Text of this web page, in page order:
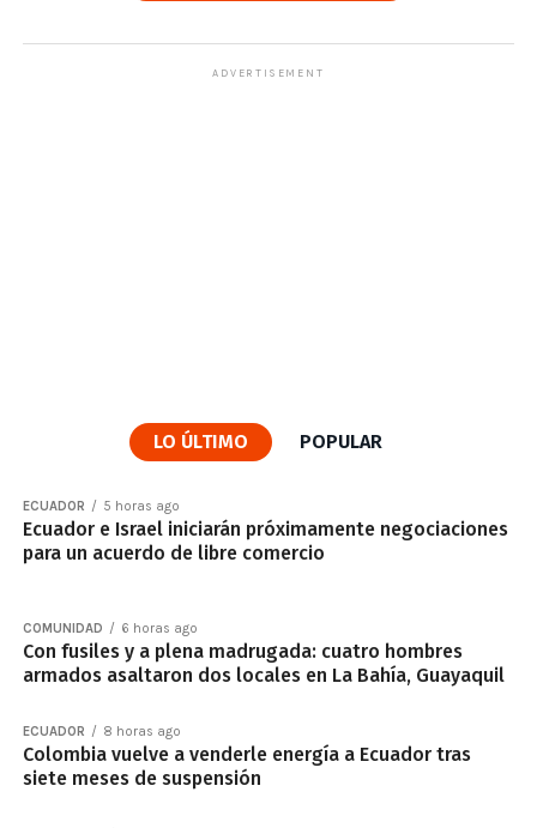
ADVERTISEMENT
LO ÚLTIMO POPULAR
ECUADOR 5 horas ago
Ecuador e Israel iniciarán próximamente negociaciones
para un acuerdo de libre comercio
COMUNIDAD 6 horas ago
Con fusiles y a plena madrugada: cuatro hombres
armados asaltaron dos locales en La Bahía, Guayaquil
ECUADOR 8 horas ago
Colombia vuelve a venderle energía a Ecuador tras
siete meses de suspensión